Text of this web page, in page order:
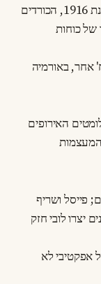
תשובת השאלה הזו כואבת אך אמיתית: כי בשנת 1916, הכורדים
כוחות
אחר, באורמיה
האירופים
המעצמות
פייסל ושריף
יצרו לובי חזק
אפקטיבי לא